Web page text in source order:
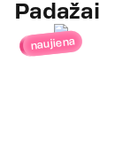
Padažai
naujiena